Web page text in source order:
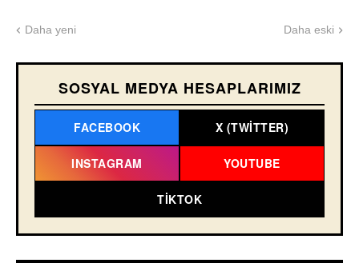
Daha yeni Daha eski
SOSYAL MEDYA HESAPLARIMIZ
FACEBOOK X (TWITTER)
INSTAGRAM YOUTUBE
TIKTOK